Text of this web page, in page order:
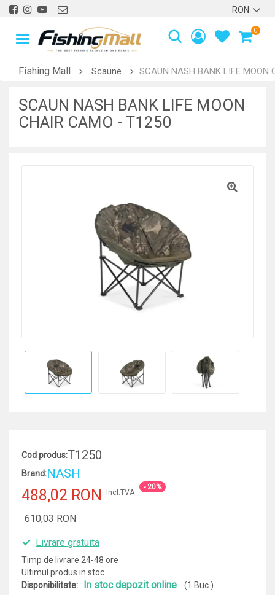
0
Fishing Mall Scaune SCAUN NASH BANK LIFE MOON
SCAUN NASH BANK LIFE MOON
CHAIR CAMO - T1250
Cod produs:T1250
Brand:NASH
488,02 RON
610,03 RON
- 20%
Incl.TVA
Livrare gratuita
Timp de livrare 24-48 ore
Ultimul produs in stoc
Disponibilitate:
In stoc depozit online (1 Buc.)